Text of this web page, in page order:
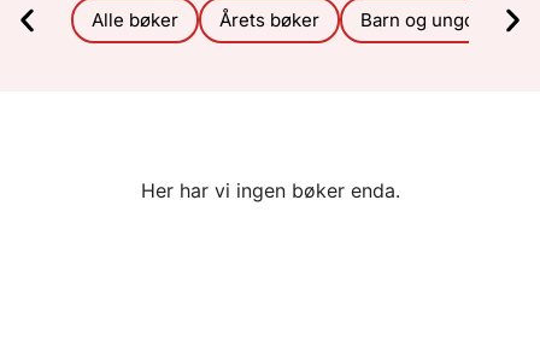
Alle bøker Årets bøker Barn og ungdom
Her har vi ingen bøker enda.